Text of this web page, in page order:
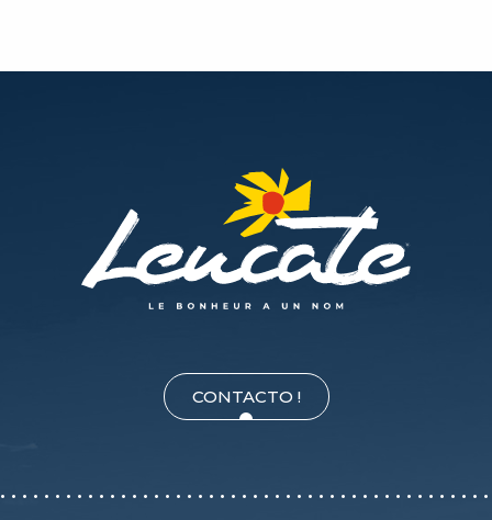
CONTACTO !